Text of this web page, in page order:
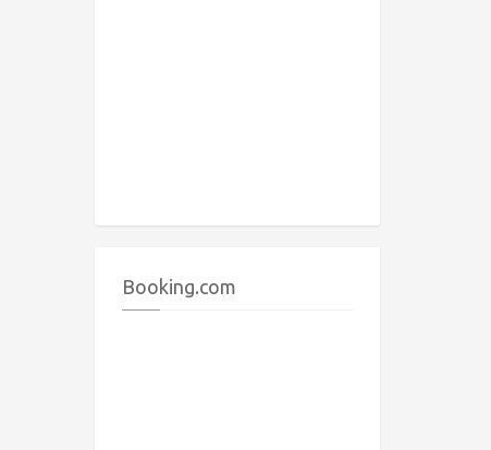
Booking.com